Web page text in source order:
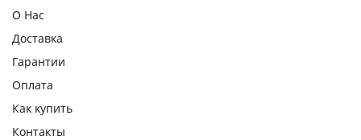
О Нас
Доставка
Гарантии
Оплата
Как купить
Контакты